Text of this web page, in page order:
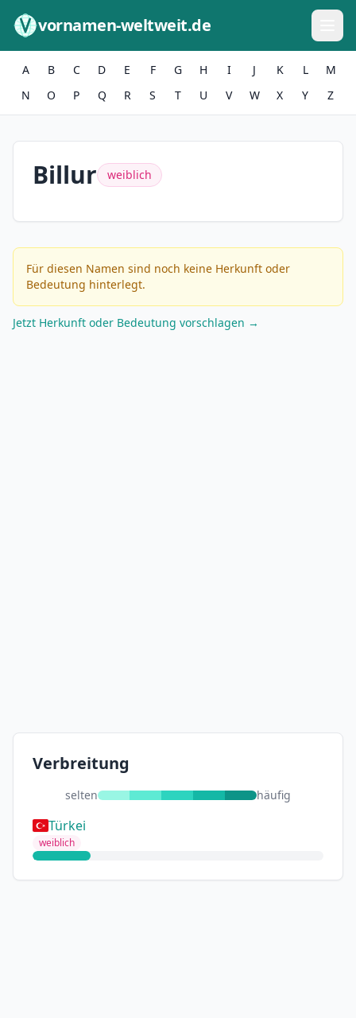
vornamen-weltweit.de
A B C D E F G H I J K L
M
N
O P Q R S T U V W X Y Z
Billur weiblich
Für diesen Namen sind noch keine Herkunft oder
Bedeutung hinterlegt.
Jetzt Herkunft oder Bedeutung vorschlagen →
Verbreitung
selten häufig
Türkei
weiblich